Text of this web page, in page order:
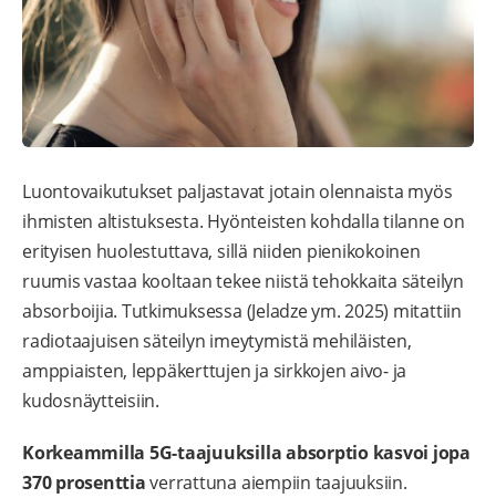
Luontovaikutukset paljastavat jotain olennaista myös
ihmisten altistuksesta. Hyönteisten kohdalla tilanne on
erityisen huolestuttava, sillä niiden pienikokoinen
ruumis vastaa kooltaan tekee niistä tehokkaita säteilyn
absorboijia. Tutkimuksessa (Jeladze ym. 2025) mitattiin
radiotaajuisen säteilyn imeytymistä mehiläisten,
amppiaisten, leppäkerttujen ja sirkkojen aivo- ja
kudosnäytteisiin.
Korkeammilla 5G-taajuuksilla absorptio kasvoi jopa
370 prosenttiaverrattuna aiempiin taajuuksiin.